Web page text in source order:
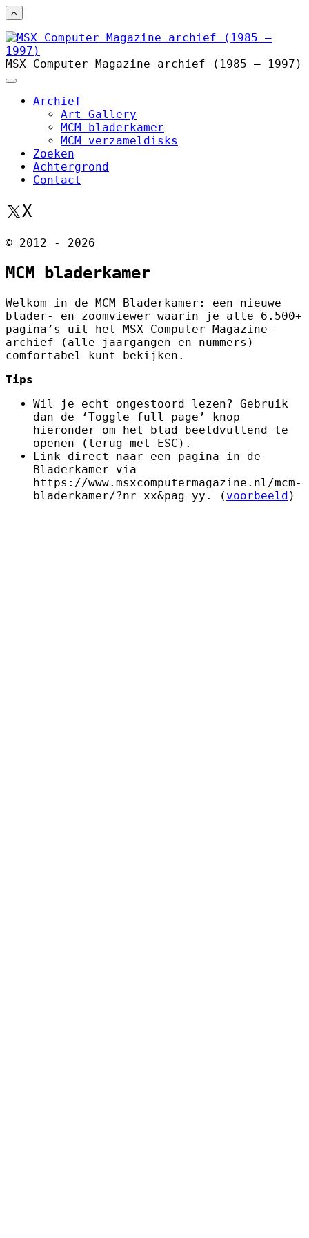
MSX Computer Magazine archief (1985 – 1997)
Archief
Art Gallery
MCM bladerkamer
MCM verzameldisks
Zoeken
Achtergrond
Contact
X
© 2012 - 2026
MCM bladerkamer
Welkom in de MCM Bladerkamer: een nieuwe
blader- en zoomviewer waarin je alle 6.500+
pagina’s uit het MSX Computer Magazine-
archief (alle jaargangen en nummers)
comfortabel kunt bekijken.
Tips
Wil je echt ongestoord lezen? Gebruik
dan de ‘Toggle full page’ knop
hieronder om het blad beeldvullend te
openen (terug met ESC).
Link direct naar een pagina in de
Bladerkamer via
https://www.msxcomputermagazine.nl/mcm-
bladerkamer/?nr=xx&pag=yy. ( voorbeeld )